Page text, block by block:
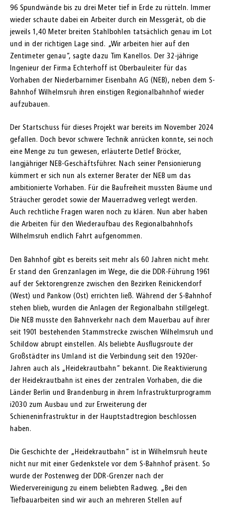
96 Spundwände bis zu drei Meter tief in Erde zu rütteln. Immer
wieder schaute dabei ein Arbeiter durch ein Messgerät, ob die
jeweils 1,40 Meter breiten Stahlbohlen tatsächlich genau im Lot
und in der richtigen Lage sind. „Wir arbeiten hier auf den
Zentimeter genau“, sagte dazu Tim Kanellos. Der 32-jährige
Ingenieur der Firma Echterhoff ist Oberbauleiter für das
Vorhaben der Niederbarnimer Eisenbahn AG (NEB), neben dem S-
Bahnhof Wilhelmsruh ihren einstigen Regionalbahnhof wieder
aufzubauen.
Der Startschuss für dieses Projekt war bereits im November 2024
gefallen. Doch bevor schwere Technik anrücken konnte, sei noch
eine Menge zu tun gewesen, erläuterte Detlef Bröcker,
langjähriger NEB-Geschäftsführer. Nach seiner Pensionierung
kümmert er sich nun als externer Berater der NEB um das
ambitionierte Vorhaben. Für die Baufreiheit mussten Bäume und
Sträucher gerodet sowie der Mauerradweg verlegt werden.
Auch rechtliche Fragen waren noch zu klären. Nun aber haben
die Arbeiten für den Wiederaufbau des Regionalbahnhofs
Wilhelmsruh endlich Fahrt aufgenommen.
Den Bahnhof gibt es bereits seit mehr als 60 Jahren nicht mehr.
Er stand den Grenzanlagen im Wege, die die DDR-Führung 1961
auf der Sektorengrenze zwischen den Bezirken Reinickendorf
(West) und Pankow (Ost) errichten ließ. Während der S-Bahnhof
stehen blieb, wurden die Anlagen der Regionalbahn stillgelegt.
Die NEB musste den Bahnverkehr nach dem Mauerbau auf ihrer
seit 1901 bestehenden Stammstrecke zwischen Wilhelmsruh und
Schildow abrupt einstellen. Als beliebte Ausflugsroute der
Großstädter ins Umland ist die Verbindung seit den 1920er-
Jahren auch als „Heidekrautbahn“ bekannt. Die Reaktivierung
der Heidekrautbahn ist eines der zentralen Vorhaben, die die
Länder Berlin und Brandenburg in ihrem Infrastrukturprogramm
i2030 zum Ausbau und zur Erweiterung der
Schieneninfrastruktur in der Hauptstadtregion beschlossen
haben.
Die Geschichte der „Heidekrautbahn“ ist in Wilhelmsruh heute
nicht nur mit einer Gedenkstele vor dem S-Bahnhof präsent. So
wurde der Postenweg der DDR-Grenzer nach der
Wiedervereinigung zu einem beliebten Radweg. „Bei den
Tiefbauarbeiten sind wir auch an mehreren Stellen auf